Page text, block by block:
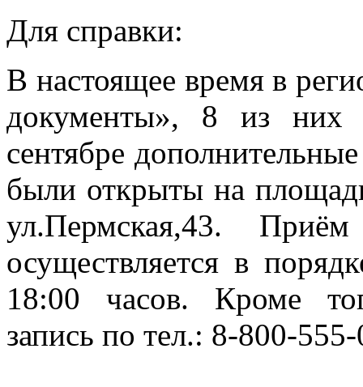
Для справки:
В настоящее время в
документы», 8 из
сентябре
были открыты на
ул.Пермская,43.
осуществляется в
18:00 часов. Кроме
запись по тел.: 8-800-